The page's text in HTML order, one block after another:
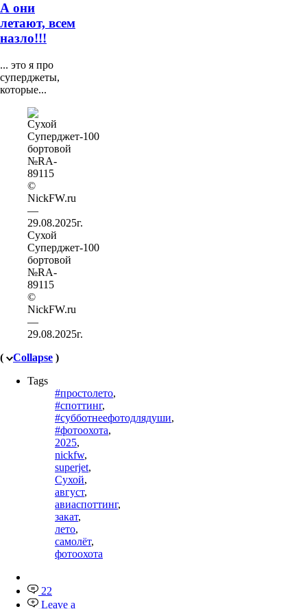
А они
летают, всем
назло!!!
... это я про
суперджеты,
которые...
Сухой
Суперджет-100
бортовой
№RA-
89115
©
NickFW.ru
—
29.08.2025г.
(
Collapse )
Tags
#простолето,
#споттинг,
#субботнеефотодлядуши,
#фотоохота,
2025,
nickfw,
superjet,
Сухой,
август,
авиаспоттинг,
закат,
лето,
самолёт,
фотоохота
22
Leave a